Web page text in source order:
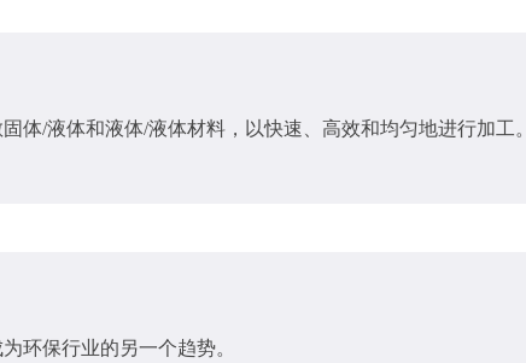
体/液体和液体/液体材料，以快速、高效和均匀地进行加工。
环保行业的另一个趋势。